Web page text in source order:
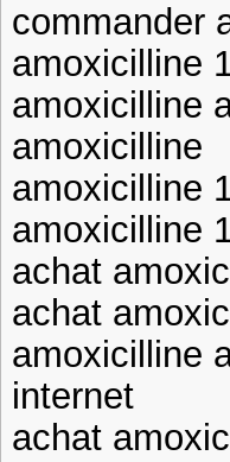
commander
amoxicilline
amoxicilline
amoxicilline
amoxicilline
amoxicilline
achat
achat
amoxicilline
internet
achat